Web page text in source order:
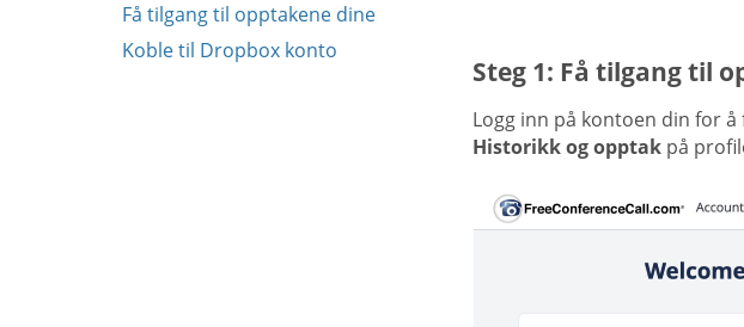
Få tilgang til opptakene dine
Koble til Dropbox konto
Steg 1: Få tilgang til
Logg inn på kontoen din for
Historikk og opptakpå